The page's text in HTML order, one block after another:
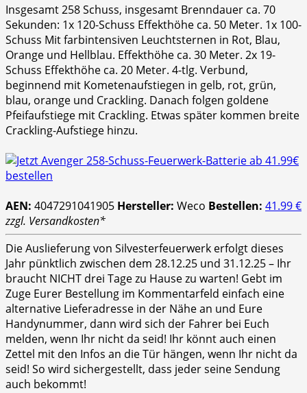
Insgesamt 258 Schuss, insgesamt Brenndauer ca. 70
Sekunden: 1x 120-Schuss Effekthöhe ca. 50 Meter. 1x 100-
Schuss Mit farbintensiven Leuchtsternen in Rot, Blau,
Orange und Hellblau. Effekthöhe ca. 30 Meter. 2x 19-
Schuss Effekthöhe ca. 20 Meter. 4-tlg. Verbund,
beginnend mit Kometenaufstiegen in gelb, rot, grün,
blau, orange und Crackling. Danach folgen goldene
Pfeifaufstiege mit Crackling. Etwas später kommen breite
Crackling-Aufstiege hinzu.
AEN: 4047291041905 Hersteller: Weco Bestellen: 41.99 €
zzgl. Versandkosten*
Die Auslieferung von Silvesterfeuerwerk erfolgt dieses
Jahr pünktlich zwischen dem 28.12.25 und 31.12.25 – Ihr
braucht NICHT drei Tage zu Hause zu warten! Gebt im
Zuge Eurer Bestellung im Kommentarfeld einfach eine
alternative Lieferadresse in der Nähe an und Eure
Handynummer, dann wird sich der Fahrer bei Euch
melden, wenn Ihr nicht da seid! Ihr könnt auch einen
Zettel mit den Infos an die Tür hängen, wenn Ihr nicht da
seid! So wird sichergestellt, dass jeder seine Sendung
auch bekommt!